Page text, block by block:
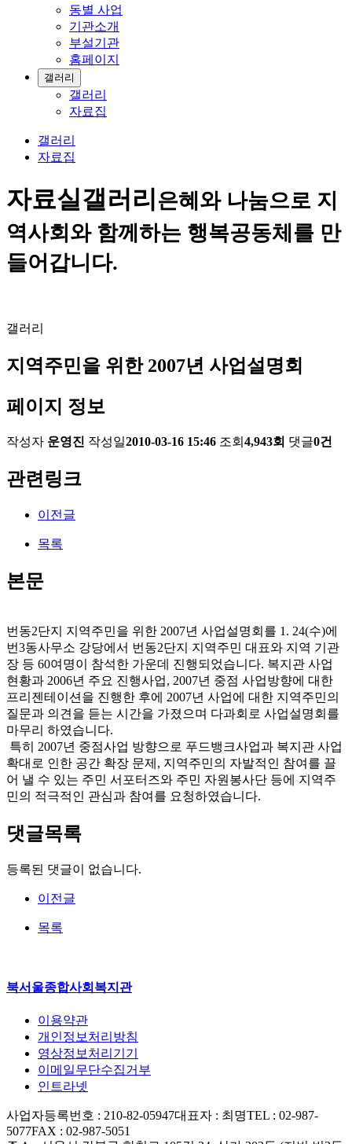
동별 사업
기관소개
부설기관
홈페이지
갤러리
갤러리
자료집
갤러리
자료집
자료실갤러리은혜와 나눔으로 지
역사회와 함께하는 행복공동체를 만
들어갑니다.
갤러리
지역주민을 위한 2007년 사업설명회
페이지 정보
작성자 운영진 작성일2010-03-16 15:46 조회 4,943회 댓글0건
관련링크
이전글
목록
본문
번동2단지 지역주민을 위한 2007년 사업설명회를 1. 24(수)에
번3동사무소 강당에서 번동2단지 지역주민 대표와 지역 기관
장 등 60여명이 참석한 가운데 진행되었습니다. 복지관 사업
현황과 2006년 주요 진행사업, 2007년 중점 사업방향에 대한
프리젠테이션을 진행한 후에 2007년 사업에 대한 지역주민의
질문과 의견을 듣는 시간을 가졌으며 다과회로 사업설명회를
마무리 하였습니다.
특히 2007년 중점사업 방향으로 푸드뱅크사업과 복지관 사업
확대로 인한 공간 확장 문제, 지역주민의 자발적인 참여를 끌
어 낼 수 있는 주민 서포터즈와 주민 자원봉사단 등에 지역주
민의 적극적인 관심과 참여를 요청하였습니다.
댓글목록
등록된 댓글이 없습니다.
이전글
목록
북서울종합사회복지관
이용약관
개인정보처리방침
영상정보처리기기
이메일무단수집거부
인트라넷
사업자등록번호 : 210-82-05947대표자 : 최명TEL : 02-987-
5077FAX : 02-987-5051